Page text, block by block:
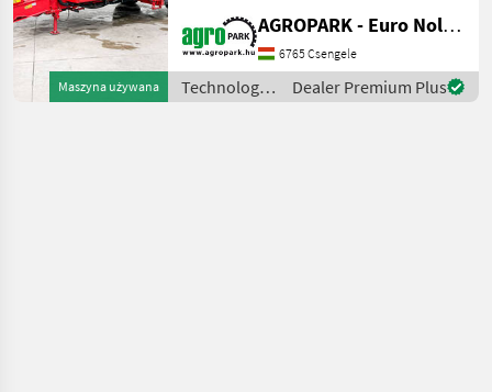
Maszyna używana
Kameras, Typ UB, 6.000 kg
Bunker,
Druckluftbremsanlage, 484
Hektar Baujahr: 2018
AGROPARK - Euro Noliker Kft.
6765 Csengele
Technologia
ziemniaczana
Dealer Premium Plus